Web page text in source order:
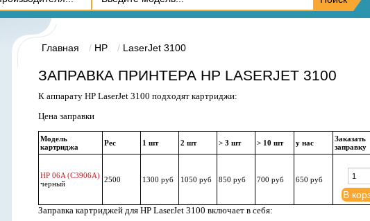
Главная HP LaserJet 3100
ЗАПРАВКА ПРИНТЕРА HP LASERJET 3100
К аппарату HP LaserJet 3100 подходят картриджи:
Цена заправки
Модель
картриджа
Рес 1 шт 2 шт > 3 шт > 10 шт у нас
Заказать
заправку
HP 06A (C3906A)
черный
2500 1300 руб 1050 руб 850 руб 700 руб 650 руб
В
Заправка картриджей для HP LaserJet 3100 включает в себя: